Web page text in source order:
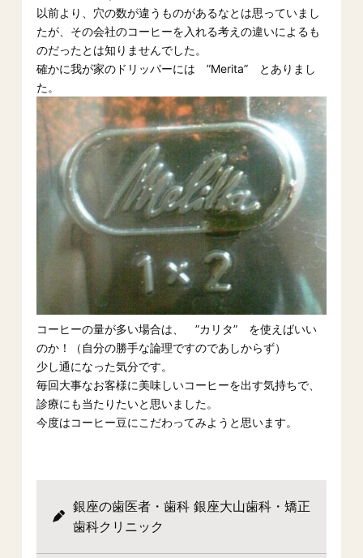
以前より、穴の数が違うものがあるなとは思っていまし
たが、その会社のコーヒーを入れる考えの違いによるも
のだったとは知りませんでした。
確かに我が家のドリッパーには ”Merita” とありまし
た。
コーヒーの量が多い場合は、 ”カリタ” を使えばいい
のか！（自分の勝手な論理ですのであしからず）
少し通になった気分です。
毎回大事なお客様に美味しいコーヒーを出す気持ちで、
診療にも当たりたいと思いました。
今度はコーヒー豆にこだわってみようと思います。
銀座の歯医者・歯科 銀座大山歯科・矯正
歯科クリニック